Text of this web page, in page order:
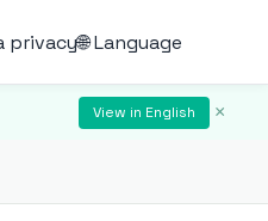
privacy🌐 Language
View in English ×